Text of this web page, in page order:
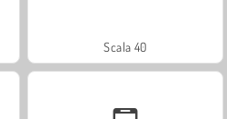
Scala 40